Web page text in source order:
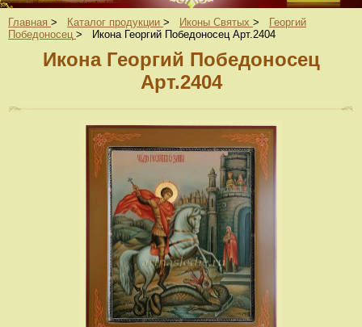
Главная > Каталог продукции > Иконы Святых >
Георгий
Победоносец > Икона Георгий Победоносец Арт.2404
Икона Георгий Победоносец
Арт.2404